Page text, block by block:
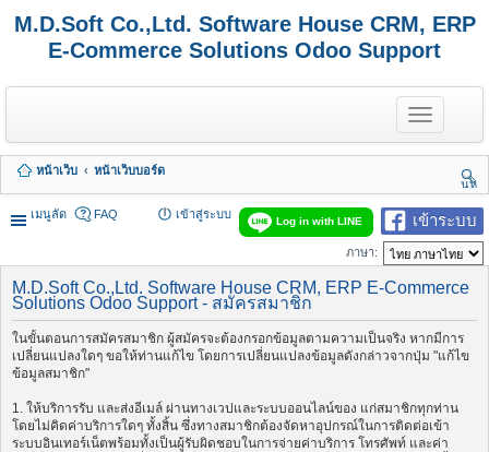
M.D.Soft Co.,Ltd. Software House CRM, ERP
E-Commerce Solutions Odoo Support
T
o
g
e
n
a
v
i
a
o
n
หน้าเว็บ
หน้าเว็บบอร์ด
นห
า
เมนูลัด
เข้าระบบ
Log in with LINE
FAQ เข้าสู่ระบบ
ภาษา:
M.D.Soft Co.,Ltd. Software House CRM, ERP E-Commerce
Solutions Odoo Support - สมัครสมาชิก
ในขั้นตอนการสมัครสมาชิก ผู้สมัครจะต้องกรอกข้อมูลตามความเป็นจริง หากมีการ
เปลี่ยนแปลงใดๆ ขอให้ท่านแก้ไข โดยการเปลี่ยนแปลงข้อมูลดังกล่าวจากปุ่ม "แก้ไข
ข้อมูลสมาชิก"
1. ให้บริการรับ และส่งอีเมล์ ผ่านทางเวปและระบบออนไลน์ของ แก่สมาชิกทุกท่าน
โดยไม่คิดค่าบริการใดๆ ทั้งสิ้น ซึ่งทางสมาชิกต้องจัดหาอุปกรณ์ในการติดต่อเข้า
ระบบอินเทอร์เน็ตพร้อมทั้งเป็นผู้รับผิดชอบในการจ่ายค่าบริการ โทรศัพท์ และค่า